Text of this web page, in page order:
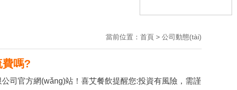
當前位置： 首頁 > 公司動態(tài)
費嗎?
方網(wǎng)站！喜艾餐飲提醒您:投資有風險，需謹